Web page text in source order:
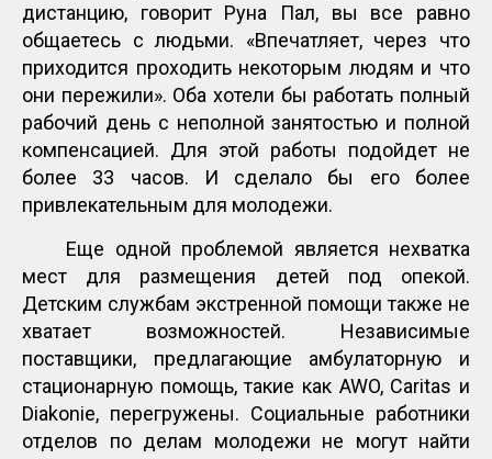
дистанцию, говорит Руна Пал, вы все равно
общаетесь с людьми. «Впечатляет, через что
приходится проходить некоторым людям и что
они пережили». Оба хотели бы работать полный
рабочий день с неполной занятостью и полной
компенсацией. Для этой работы подойдет не
более 33 часов. И сделало бы его более
привлекательным для молодежи.
Еще одной проблемой является нехватка
мест для размещения детей под опекой.
Детским службам экстренной помощи также не
хватает возможностей. Независимые
поставщики, предлагающие амбулаторную и
стационарную помощь, такие как AWO, Caritas и
Diakonie, перегружены. Социальные работники
отделов по делам молодежи не могут найти